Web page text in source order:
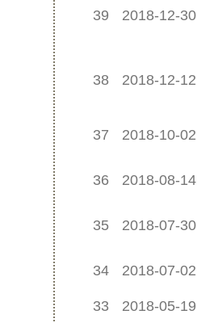
39 2018-12-30
38 2018-12-12
37 2018-10-02
36 2018-08-14
35 2018-07-30
34 2018-07-02
33
2018-05-19